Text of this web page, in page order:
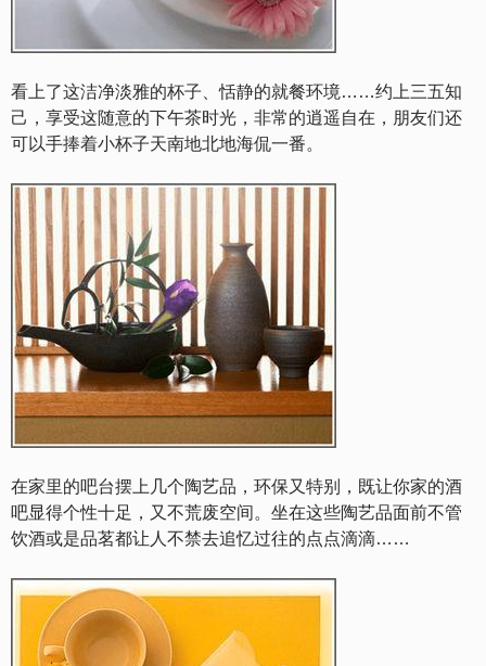
看上了这洁净淡雅的杯子、恬静的就餐环境……约上三五知
己，享受这随意的下午茶时光，非常的逍遥自在，朋友们还
可以手捧着小杯子天南地北地海侃一番。
在家里的吧台摆上几个陶艺品，环保又特别，既让你家的酒
吧显得个性十足，又不荒废空间。坐在这些陶艺品面前不管
饮酒或是品茗都让人不禁去追忆过往的点点滴滴……